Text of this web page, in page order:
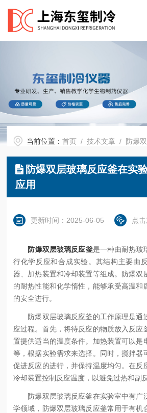
当前位置：首页 /技术文章 / 防爆双层玻
防爆双层玻璃反应釜在实
应用
更新时间：2025-06-05 点
防爆双层玻璃反应釜是一种由耐热玻
行化学反应和合成实验。其结构主要由
器、加热装置和冷却装置等组成。防爆双
的耐热性能和化学惰性，能够承受高温和
的安全进行。
防爆双层玻璃反应釜的工作原理是通
应过程。首先，将待反应的物质放入反应
置提供适当的温度条件。加热装置可以是
等，根据实验需求来选择。同时，搅拌器
促进反应的进行，并保持温度均匀。在反
冷却装置控制反应温度，以避免过热和副
防爆双层玻璃反应釜在实验室中有广
学领域，防爆双层玻璃反应釜常用于有机